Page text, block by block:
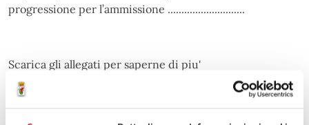
progressione per l’ammissione ............................
Scarica gli allegati per saperne di piu'
Allegati